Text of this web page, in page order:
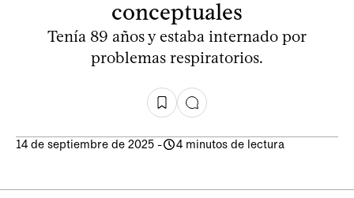
conceptuales
Tenía 89 años y estaba internado por
problemas respiratorios.
14 de septiembre de 2025 - 4 minutos de lectura